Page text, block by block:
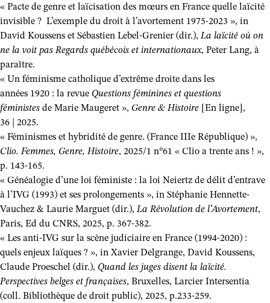
« Pacte de genre et laïcisation des mœurs en France quelle laïcité
invisible ? L’exemple du droit à l’avortement 1975-2023 », in
David Koussens et Sébastien Lebel-Grenier (dir.), La laïcité où on
ne la voit pas Regards québécois et internationaux, Peter Lang, à
paraître.
« Un féminisme catholique d’extrême droite dans les
années 1920 : la revue Questions féminines et questions
féministes de Marie Maugeret », Genre & Histoire [En ligne],
36 | 2025.
« Féminismes et hybridité de genre. (France IIIe République) »,
Clio. Femmes, Genre, Histoire, 2025/1 n°61 « Clio a trente ans ! »,
p. 143-165.
« Généalogie d’une loi féministe : la loi Neiertz de délit d’entrave
à l’IVG (1993) et ses prolongements », in Stéphanie Hennette-
Vauchez & Laurie Marguet (dir.), La Révolution de l’Avortement,
Paris, Ed du CNRS, 2025, p. 367-382.
« Les anti-IVG sur la scène judiciaire en France (1994-2020) :
quels enjeux laïques ? », in Xavier Delgrange, David Koussens,
Claude Proeschel (dir.), Quand les juges disent la laïcité.
Perspectives belges et françaises, Bruxelles, Larcier Intersentia
(coll. Bibliothèque de droit public), 2025, p.233-259.